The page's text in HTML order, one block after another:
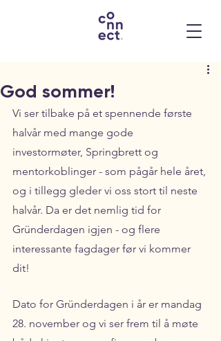
God sommer!
Vi ser tilbake på et spennende første
halvår med mange gode
investormøter, Springbrett og
mentorkoblinger - som pågår hele året,
og i tillegg gleder vi oss stort til neste
halvår. Da er det nemlig tid for
Gründerdagen igjen - og flere
interessante fagdager før vi kommer
dit!
Dato for Gründerdagen i år er mandag
28. november og vi ser frem til å møte